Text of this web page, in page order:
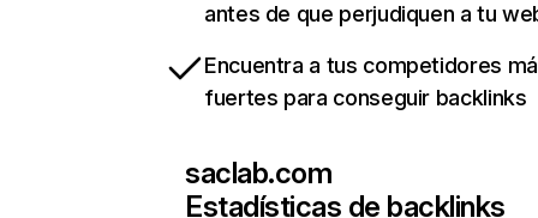
antes de que perjudiquen a tu
Encuentra a tus competidores
fuertes para conseguir backlinks
saclab.com
Estadísticas de backlinks